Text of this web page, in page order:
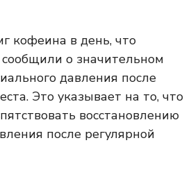
кофеина в день, что
о значительном
давления после
Это указывает на то, что
восстановлению
после регулярной